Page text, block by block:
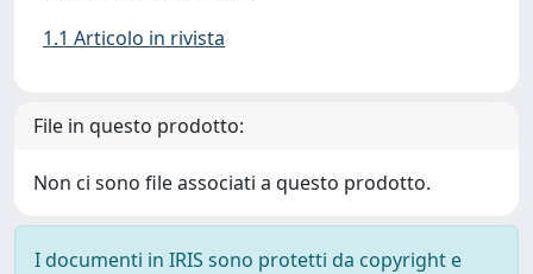
1.1 Articolo in rivista
File in questo prodotto:
Non ci sono file associati a questo prodotto.
I documenti in IRIS sono protetti da copyright e